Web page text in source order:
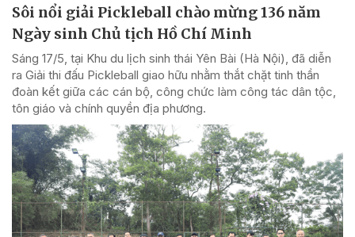
Sôi nổi giải Pickleball chào mừng 136 năm
Ngày sinh Chủ tịch Hồ Chí Minh
Sáng 17/5, tại Khu du lịch sinh thái Yên Bài (Hà Nội), đã diễn
ra Giải thi đấu Pickleball giao hữu nhằm thắt chặt tinh thần
đoàn kết giữa các cán bộ, công chức làm công tác dân tộc,
tôn giáo và chính quyền địa phương.